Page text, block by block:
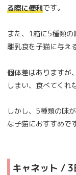
る際に便利です。
また、1箱に5種類
離乳食を子猫に与え
個体差はありますが
しまい、食べてくれ
しかし、5種類の味
な子猫におすすめで
キャネット /